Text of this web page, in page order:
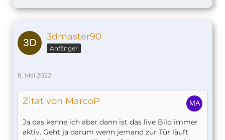
3dmaster90
Anfänger
8. Mai 2022
Zitat von MarcoP
Ja das kenne ich aber dann ist das live Bild immer
aktiv. Geht ja darum wenn jemand zur Tür läuft